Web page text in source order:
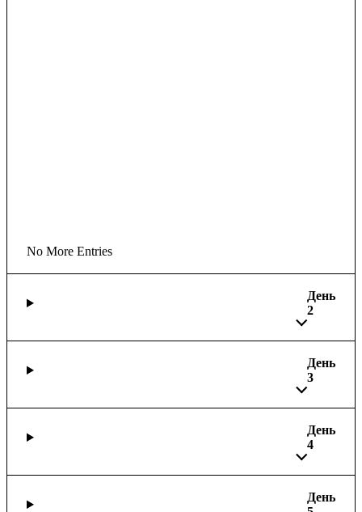
No More Entries
День
2
День
3
День
4
День